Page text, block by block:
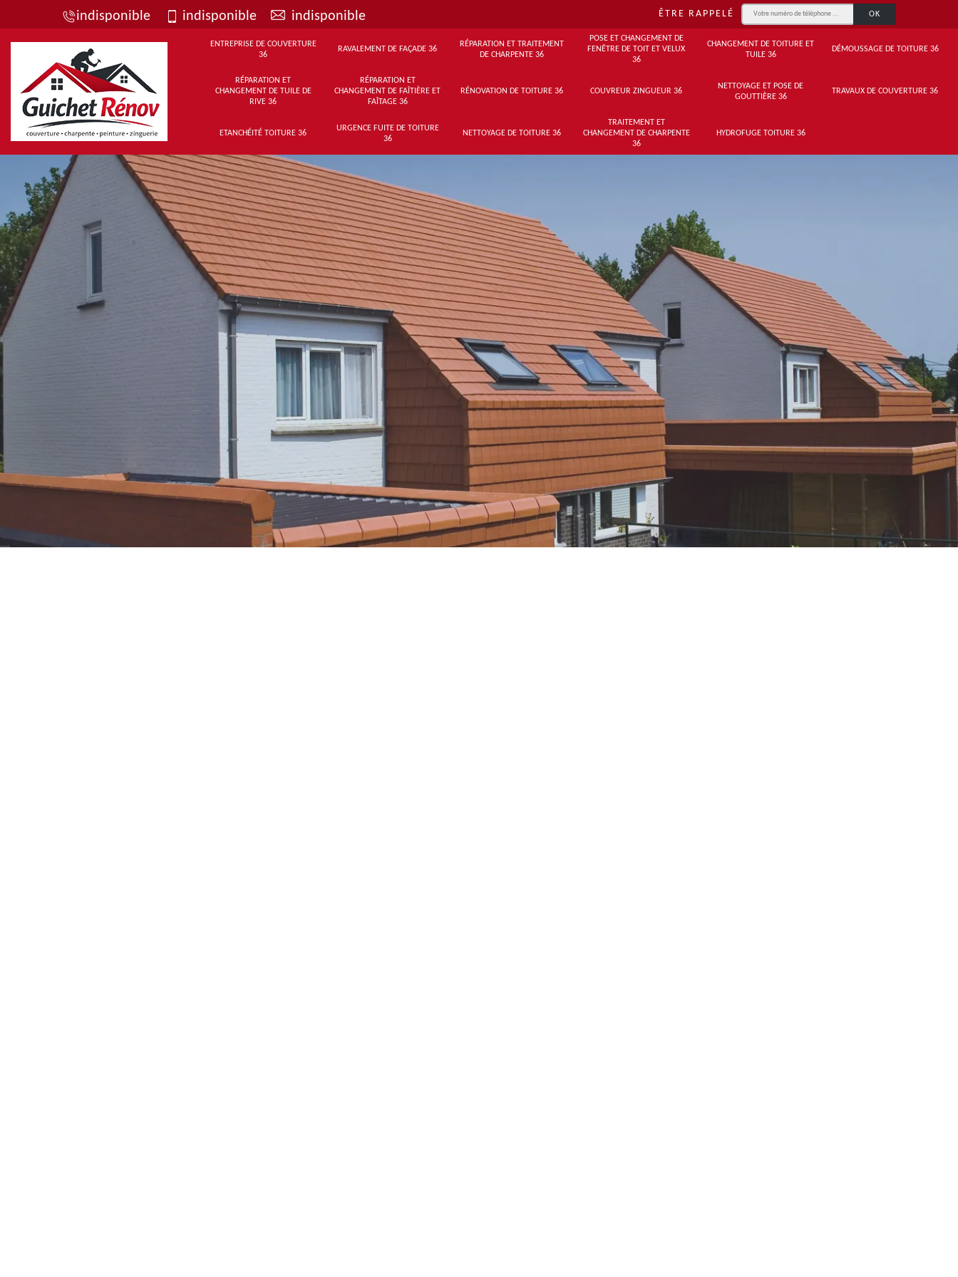
indisponible indisponible indisponible ÊTRE RAPPELÉ
ENTREPRISE DE COUVERTURE
36
RAVALEMENT DE FAÇADE 36
RÉPARATION ET TRAITEMENT
DE CHARPENTE 36
POSE ET CHANGEMENT DE
FENÊTRE DE TOIT ET VELUX
36
CHANGEMENT DE TOITURE ET
TUILE 36
DÉMOUSSAGE DE TOITURE 36
RÉPARATION ET
CHANGEMENT DE TUILE DE
RIVE 36
RÉPARATION ET
CHANGEMENT DE FAÎTIÈRE ET
FAÎTAGE 36
RÉNOVATION DE TOITURE 36 COUVREUR ZINGUEUR 36
NETTOYAGE ET POSE DE
GOUTTIÈRE 36
TRAVAUX DE COUVERTURE 36
ETANCHÉITÉ TOITURE 36
URGENCE FUITE DE TOITURE
36
NETTOYAGE DE TOITURE 36
TRAITEMENT ET
CHANGEMENT DE CHARPENTE
36
HYDROFUGE TOITURE 36